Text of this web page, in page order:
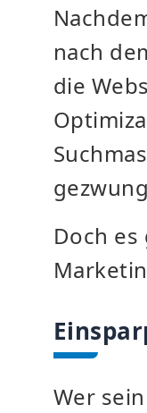
nach
die
Doch
Wer